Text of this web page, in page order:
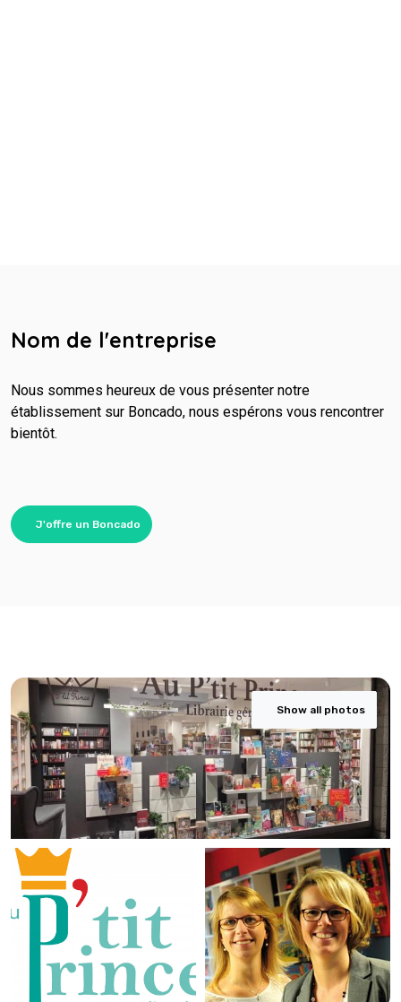
Nom de l'entreprise
Nous sommes heureux de vous présenter notre
établissement sur Boncado, nous espérons vous rencontrer
bientôt.
J'offre un Boncado
Show all photos